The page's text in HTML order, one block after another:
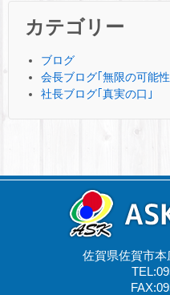
カテゴリー
ブログ
会長ブログ｢無限の可能
社長ブログ｢真実の口｣
佐賀県佐賀市本